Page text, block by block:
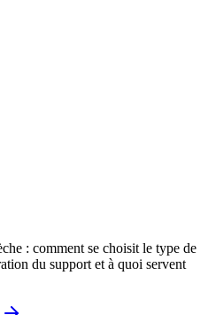
: comment se choisit le type de
du support et à quoi servent